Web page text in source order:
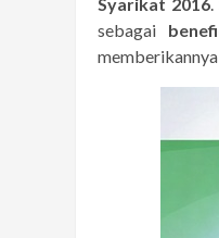
sebagai